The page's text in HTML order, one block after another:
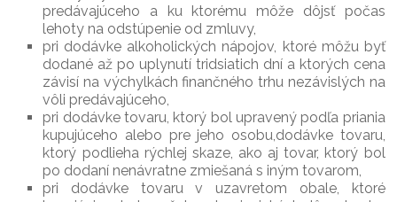
predávajúceho a ku ktorému môže dôjsť počas
lehoty na odstúpenie od zmluvy,
pri dodávke alkoholických nápojov, ktoré môžu byť
dodané až po uplynutí tridsiatich dní a ktorých cena
závisí na výchylkách finančného trhu nezávislých na
vôli predávajúceho,
pri dodávke tovaru, ktorý bol upravený podľa priania
kupujúceho alebo pre jeho osobu,dodávke tovaru,
ktorý podlieha rýchlej skaze, ako aj tovar, ktorý bol
po dodaní nenávratne zmiešaná s iným tovarom,
pri dodávke tovaru v uzavretom obale, ktoré